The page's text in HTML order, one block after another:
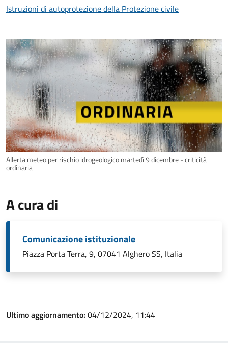
Istruzioni di autoprotezione della Protezione civile
Allerta meteo per rischio idrogeologico martedì 9 dicembre - criticità
ordinaria
A cura di
Comunicazione istituzionale
Piazza Porta Terra, 9, 07041 Alghero SS, Italia
Ultimo aggiornamento: 04/12/2024, 11:44